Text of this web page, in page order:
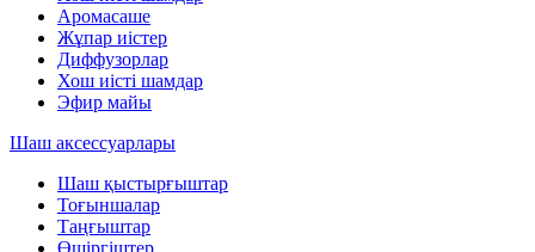
Аромасаше
Жұпар иістер
Диффузорлар
Хош иісті шамдар
Эфир майы
Шаш аксессуарлары
Шаш қыстырғыштар
Тоғыншалар
Таңғыштар
Өшіргіштер